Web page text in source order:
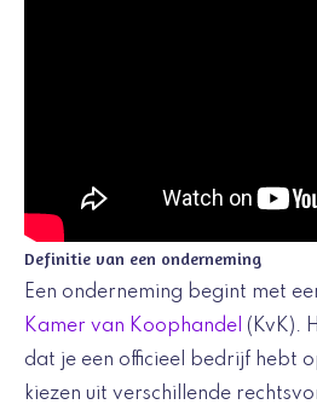
Definitie van een onderneming
Een onderneming begint met
Kamer van Koophandel (KvK).
dat je een officieel bedrijf hebt
kiezen uit verschillende